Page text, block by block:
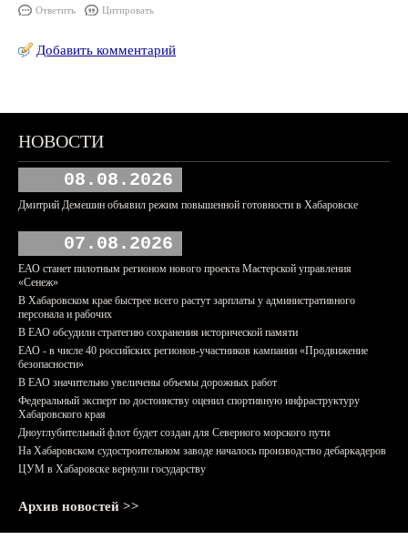
Ответить Цитировать
Добавить комментарий
НОВОСТИ
08.08.2026
Дмитрий Демешин объявил режим повышенной готовности в Хабаровске
07.08.2026
ЕАО станет пилотным регионом нового проекта Мастерской управления
«Сенеж»
В Хабаровском крае быстрее всего растут зарплаты у административного
персонала и рабочих
В ЕАО обсудили стратегию сохранения исторической памяти
ЕАО - в числе 40 российских регионов-участников кампании «Продвижение
безопасности»
В ЕАО значительно увеличены объемы дорожных работ
Федеральный эксперт по достоинству оценил спортивную инфраструктуру
Хабаровского края
Дноуглубительный флот будет создан для Северного морского пути
На Хабаровском судостроительном заводе началось производство дебаркадеров
ЦУМ в Хабаровске вернули государству
Архив новостей >>